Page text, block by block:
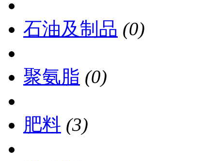
石油及制品 (0)
聚氨脂 (0)
肥料 (3)